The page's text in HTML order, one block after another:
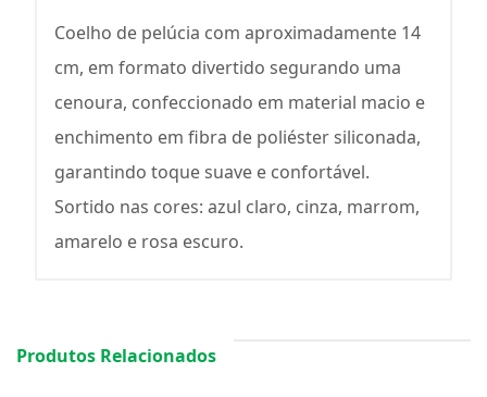
Coelho de pelúcia com aproximadamente 14
cm, em formato divertido segurando uma
cenoura, confeccionado em material macio e
enchimento em fibra de poliéster siliconada,
garantindo toque suave e confortável.
Sortido nas cores: azul claro, cinza, marrom,
amarelo e rosa escuro.
Produtos Relacionados